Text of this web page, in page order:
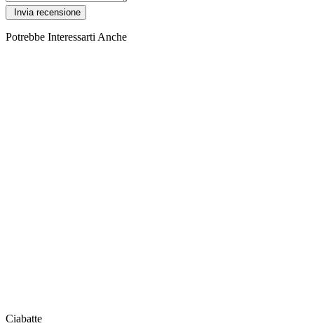
Potrebbe Interessarti Anche
Ciabatte